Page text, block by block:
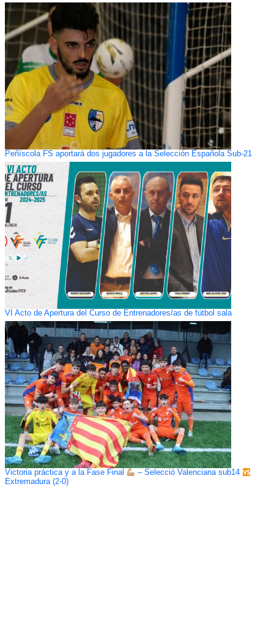
Peñíscola FS aportará dos jugadores a la Selección Española Sub-21
VI Acto de Apertura del Curso de Entrenadores/as de fútbol sala
Victoria práctica y a la Fase Final
– Selecció Valenciana sub14
Extremadura (2-0)